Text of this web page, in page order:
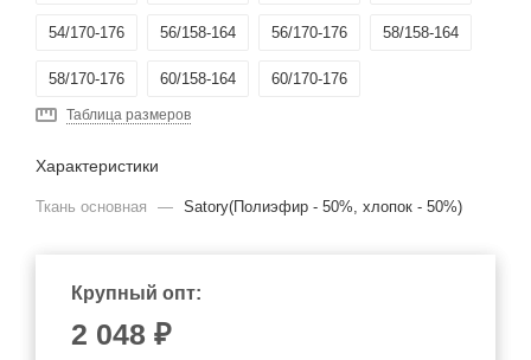
54/170-176 56/158-164 56/170-176 58/158-164
58/170-176 60/158-164 60/170-176
64-66/158-164 64-66/170-176
Таблица размеров
Характеристики
Ткань основная — Satory(Полиэфир - 50%, хлопок - 50%)
Крупный опт:
2 048 ₽